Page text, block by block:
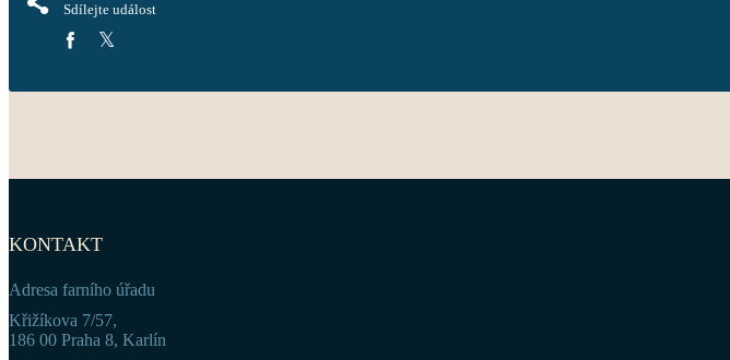
Sdílejte událost
KONTAKT
Adresa farního úřadu
Křižíkova 7/57,
186 00 Praha 8, Karlín